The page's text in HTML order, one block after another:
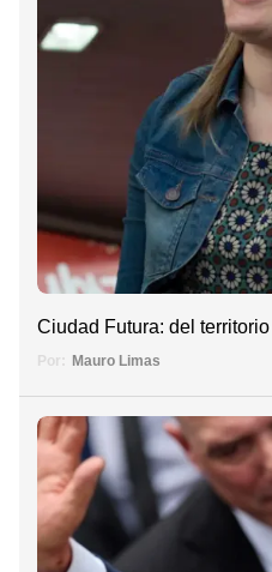
Ciudad Futura: del
Por: Mauro Limas